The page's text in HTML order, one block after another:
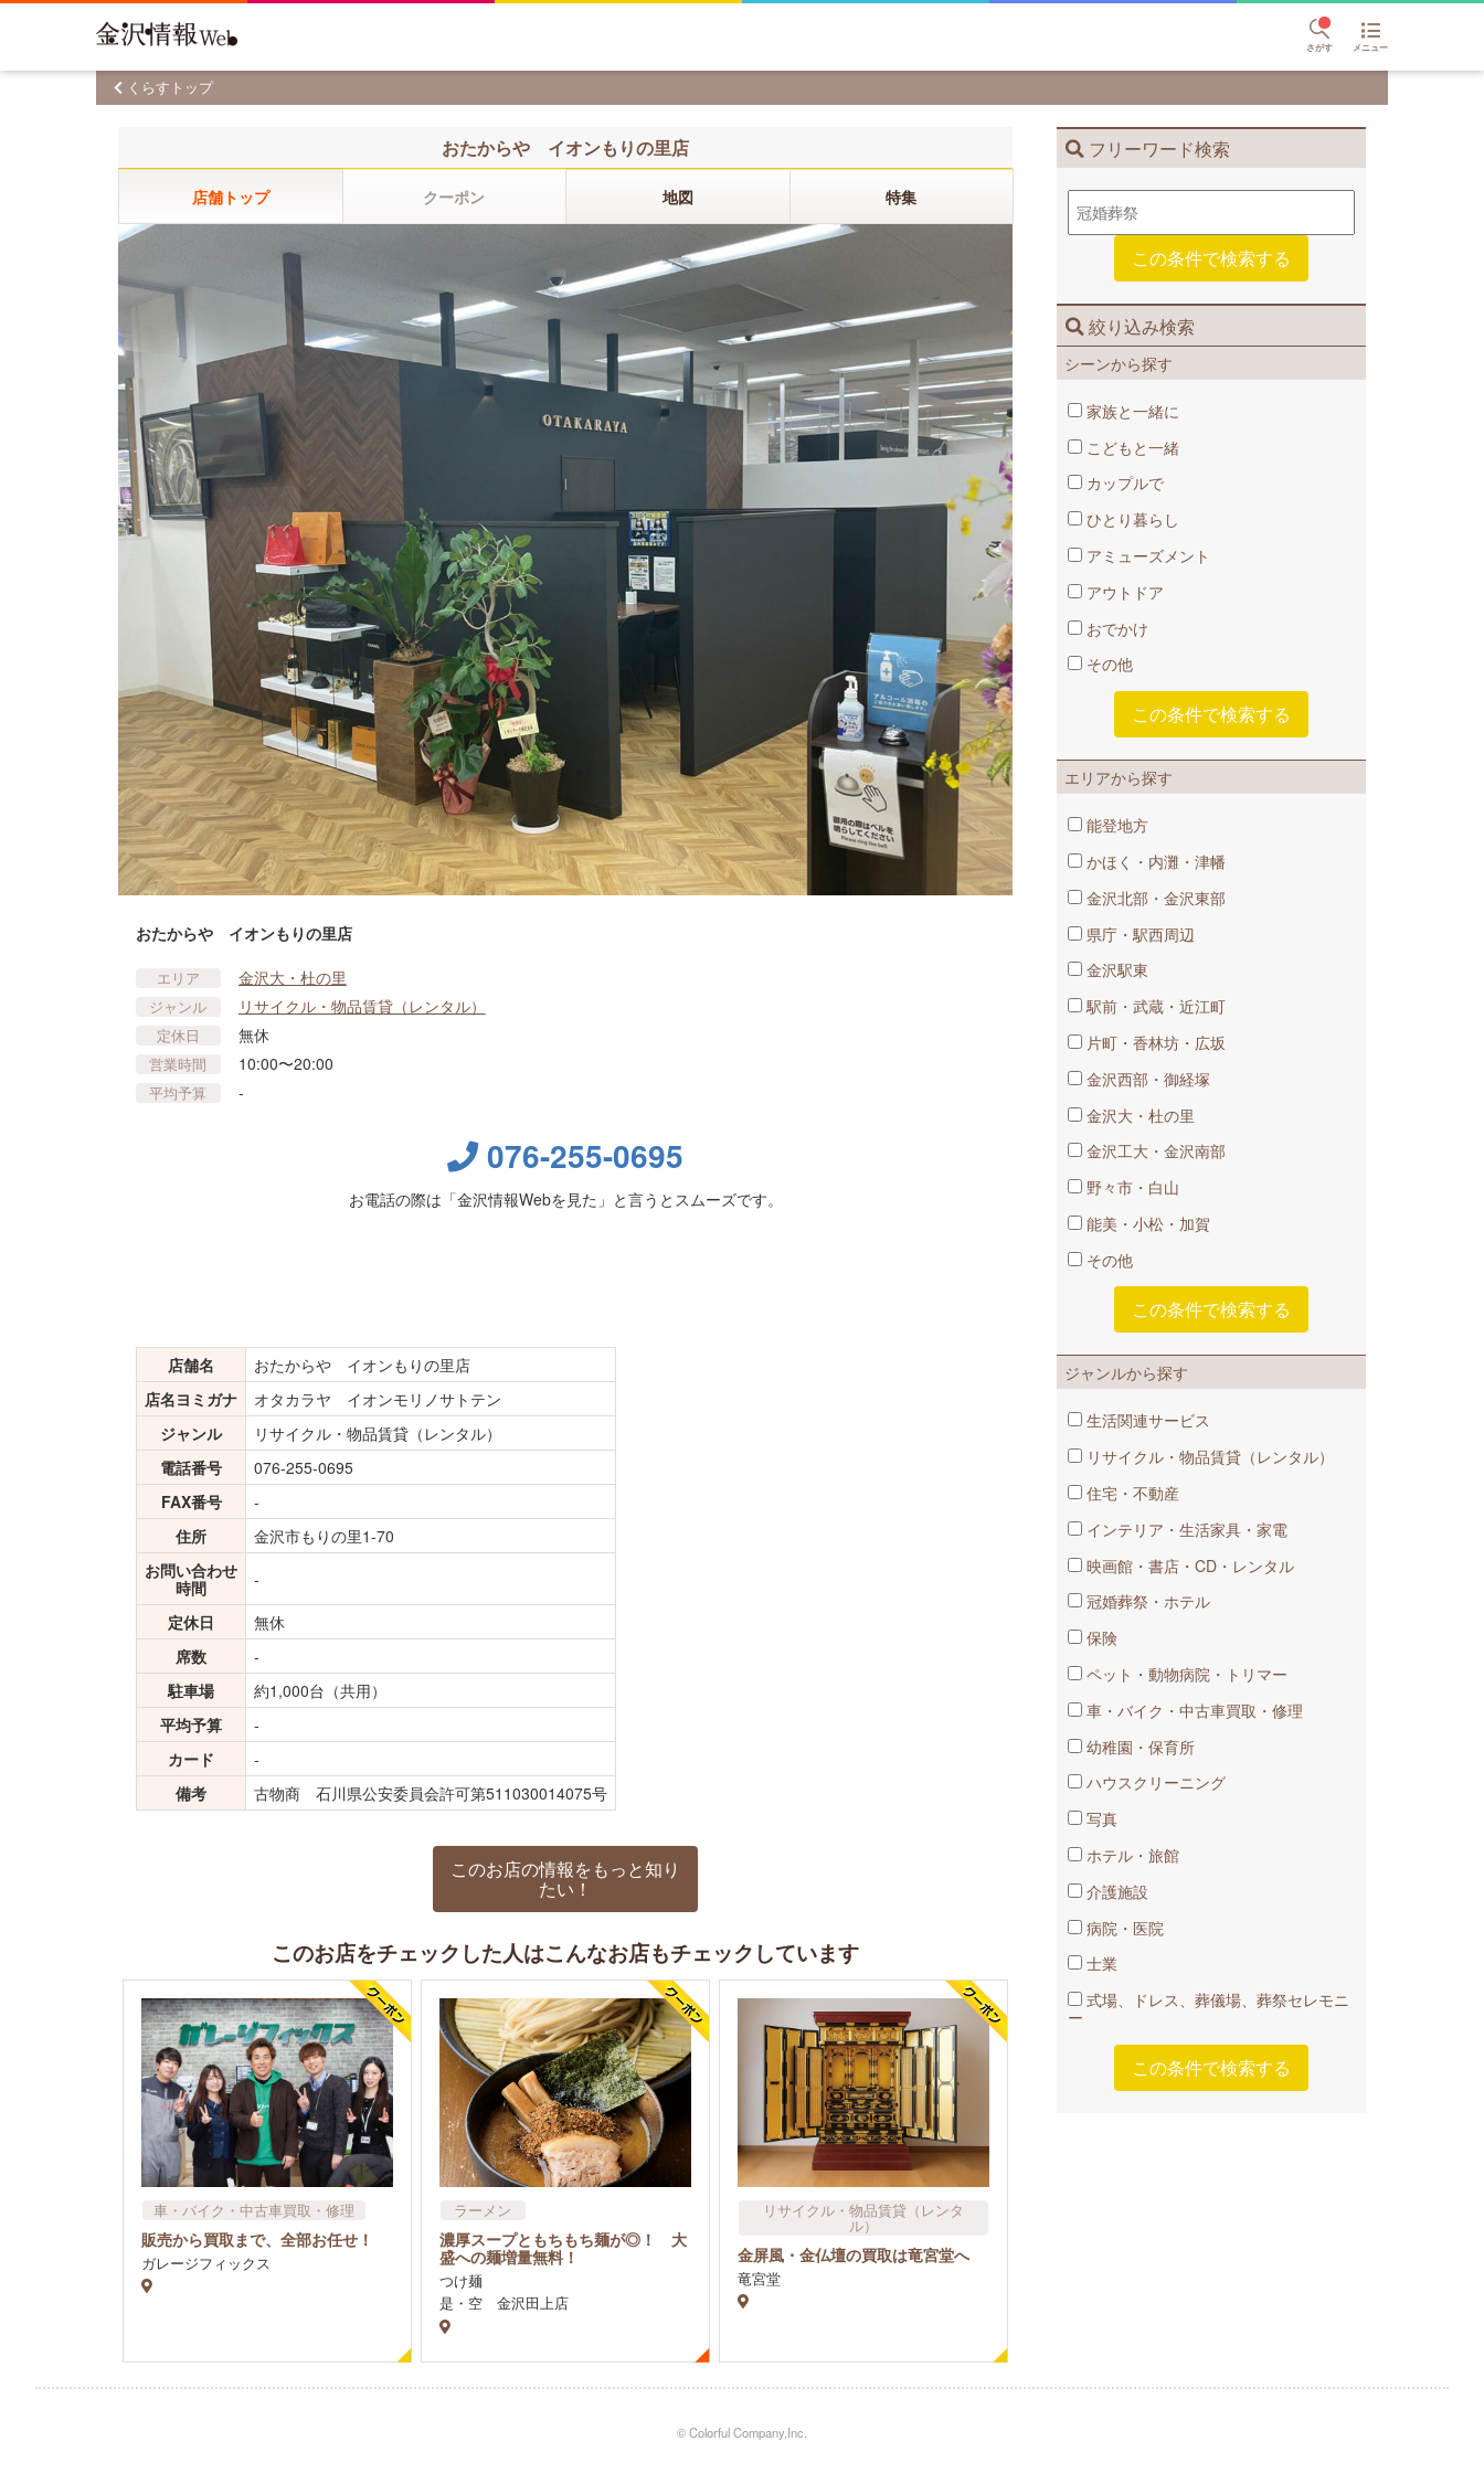
さがす メニュー
くらすトップ
フリーワード検索
絞り込み検索
シーンから探す
家族と一緒に
こどもと一緒
カップルで
ひとり暮らし
アミューズメント
アウトドア
おでかけ
その他
エリアから探す
能登地方
かほく・内灘・津幡
金沢北部・金沢東部
県庁・駅西周辺
金沢駅東
駅前・武蔵・近江町
片町・香林坊・広坂
金沢西部・御経塚
金沢大・杜の里
金沢工大・金沢南部
野々市・白山
能美・小松・加賀
その他
ジャンルから探す
生活関連サービス
リサイクル・物品賃貸​（レンタル）
住宅・不動産
インテリア・生活家具・家電
映画館・書店・CD・レンタル
冠婚葬祭・ホテル
保険
ペット・動物病院・トリマー
車​・バイク・中古車買取・修理
幼稚園・​保育所
ハウスクリーニング
写真
ホテル・旅館
介護施設
病院・医院
士業
式場、ドレス、葬儀場、葬祭セレモニ
ー
おたからや イオンもりの里店
店舗トップ クーポン 地図 特集
おたからや イオンもりの里店
エリア 金沢大・杜の里
ジャンル リサイクル・物品賃貸​（レンタル）
定休日 無休
営業時間 10:00〜20:00
平均予算 -
076-255-0695
お電話の際は「金沢情報Webを見た」と言うとスムーズです。
店舗名
おたからや イオンもりの里店
店名ヨミガナ
オタカラヤ イオンモリノサトテン
ジャンル
リサイクル・物品賃貸​（レンタル）
電話番号
076-255-0695
FAX番号
-
住所
金沢市もりの里1-70
お問い合わせ
時間
-
定休日
無休
席数
-
駐車場
約1,000台（共用）
平均予算
-
カード
-
備考
古物商 石川県公安委員会許可第511030014075号
このお店の情報をもっと知り
たい！
このお店をチェックした人はこんなお店もチェックしています
車​・バイク・中古車買取・修理
販売から買取まで、全部お任せ！
ガレージフィックス
ラーメン
濃厚スープともちもち麺が◎！ 大
盛への麺増量無料！
つけ麺
是・空 金沢田上店
リサイクル・物品賃貸​（レンタ
ル）
金屏風・金仏壇の買取は竜宮堂へ
竜宮堂
© Colorful Company,Inc.